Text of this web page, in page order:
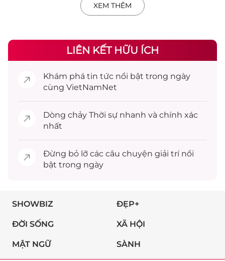
XEM THÊM
LIÊN KẾT HỮU ÍCH
Khám phá tin tức nổi bật trong ngày
cùng VietNamNet
Dòng chảy Thời sự nhanh và chính xác
nhất
Đừng bỏ lỡ các câu chuyện giải trínổi
bật trong ngày
SHOWBIZ ĐẸP+
ĐỜI SỐNG XÃ HỘI
MẬT NGỮ SÀNH